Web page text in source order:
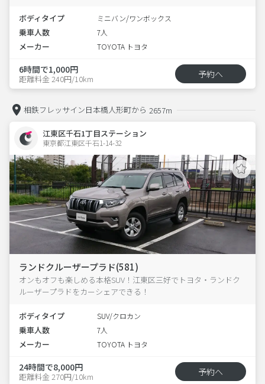
ボディタイプ ミニバン/ワンボックス
乗車人数 7人
メーカー TOYOTA トヨタ
6時間で1,000円
距離料金 240円/10km 予約へ
相鉄フレッサイン日本橋人形町から 2657m
江東区千石1丁目ステーション
東京都江東区千石1-14-32
ランドクルーザープラド(581)
オンもオフも楽しめる本格SUV！江東区三好でトヨタ・ランドク
ルーザープラドをカーシェアできる！
ボディタイプ SUV/クロカン
乗車人数 7人
メーカー TOYOTA トヨタ
24時間で8,000円
距離料金 270円/10km 予約へ